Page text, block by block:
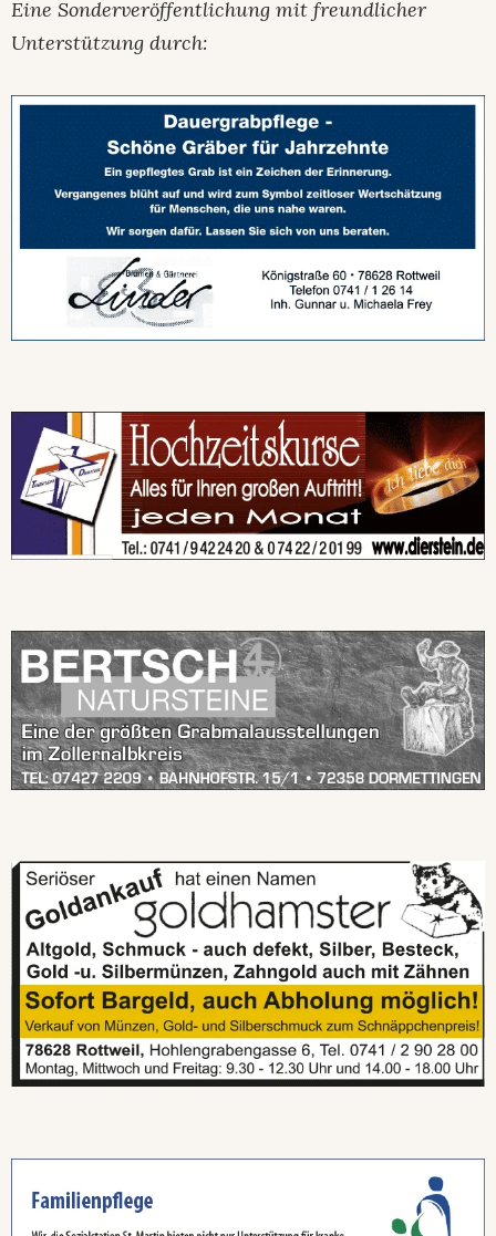
Eine Sonderveröffentlichung mit freundlicher
Unterstützung durch: